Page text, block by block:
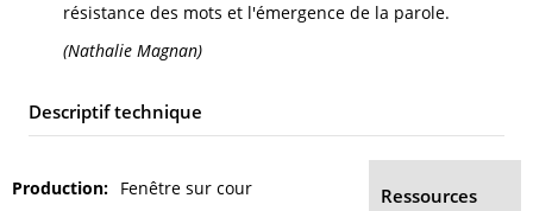
résistance des mots et l'émergence de la parole.
(Nathalie Magnan)
Descriptif technique
Production
Fenêtre sur cour
Ressources